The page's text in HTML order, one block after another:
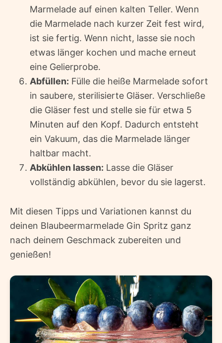
Marmelade auf einen kalten Teller. Wenn
die Marmelade nach kurzer Zeit fest wird,
ist sie fertig. Wenn nicht, lasse sie noch
etwas länger kochen und mache erneut
eine Gelierprobe.
Abfüllen: Fülle die heiße Marmelade sofort
in saubere, sterilisierte Gläser. Verschließe
die Gläser fest und stelle sie für etwa 5
Minuten auf den Kopf. Dadurch entsteht
ein Vakuum, das die Marmelade länger
haltbar macht.
Abkühlen lassen: Lasse die Gläser
vollständig abkühlen, bevor du sie lagerst.
Mit diesen Tipps und Variationen kannst du
deinen Blaubeermarmelade Gin Spritz ganz
nach deinem Geschmack zubereiten und
genießen!